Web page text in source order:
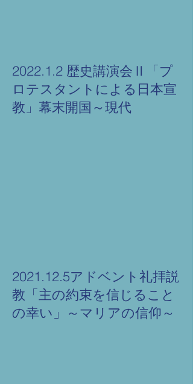
2022.1.2 歴史講演会Ⅱ「プ
ロテスタントによる日本宣
教」幕末開国～現代
2021.12.5アドベント礼拝説
教「主の約束を信じること
の幸い」～マリアの信仰～